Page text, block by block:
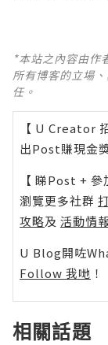
*本站之內容由作
所有博客的立場
任。
【 U Creator
出Post賺現金
【 睇Post + 參
瀏覽更多社群
攻略及 活動情
U Blog開咗
Follow 我哋 ！
相關話題